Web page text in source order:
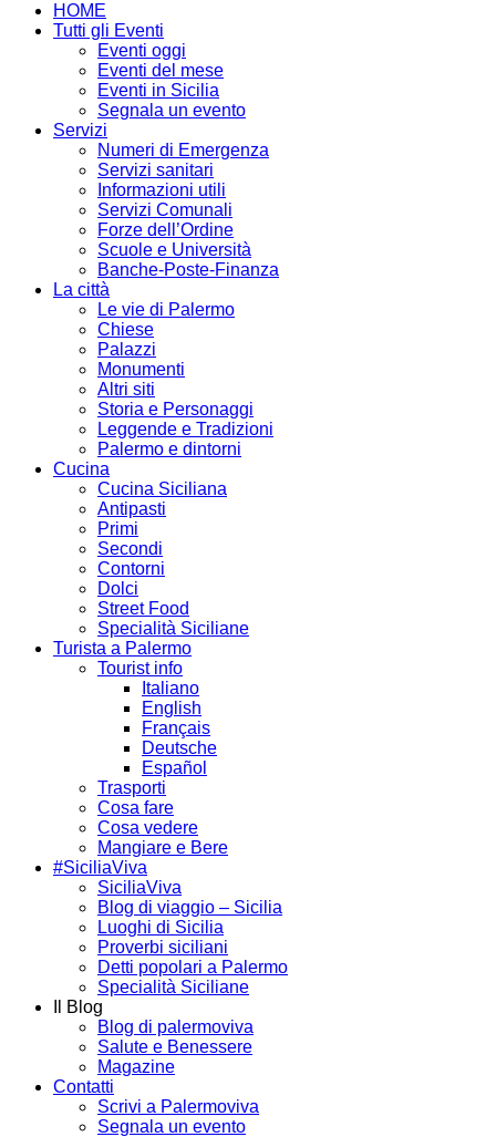
HOME
Tutti gli Eventi
Eventi oggi
Eventi del mese
Eventi in Sicilia
Segnala un evento
Servizi
Numeri di Emergenza
Servizi sanitari
Informazioni utili
Servizi Comunali
Forze dell’Ordine
Scuole e Università
Banche-Poste-Finanza
La città
Le vie di Palermo
Chiese
Palazzi
Monumenti
Altri siti
Storia e Personaggi
Leggende e Tradizioni
Palermo e dintorni
Cucina
Cucina Siciliana
Antipasti
Primi
Secondi
Contorni
Dolci
Street Food
Specialità Siciliane
Turista a Palermo
Tourist info
Italiano
English
Français
Deutsche
Español
Trasporti
Cosa fare
Cosa vedere
Mangiare e Bere
#SiciliaViva
SiciliaViva
Blog di viaggio – Sicilia
Luoghi di Sicilia
Proverbi siciliani
Detti popolari a Palermo
Specialità Siciliane
Il Blog
Blog di palermoviva
Salute e Benessere
Magazine
Contatti
Scrivi a Palermoviva
Segnala un evento